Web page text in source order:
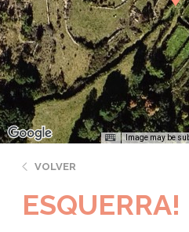
Image may be
VOLVER
ESQUERRA!